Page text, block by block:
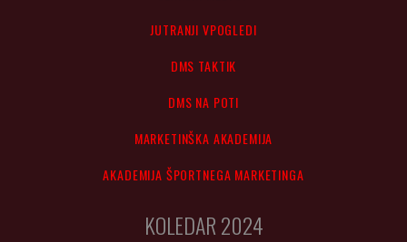
JUTRANJI VPOGLEDI
DMS TAKTIK
DMS NA POTI
MARKETINŠKA AKADEMIJA
AKADEMIJA ŠPORTNEGA MARKETINGA
KOLEDAR 2024